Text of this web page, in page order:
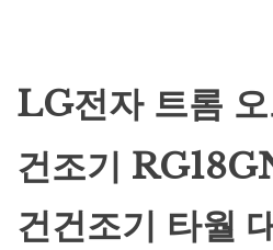
LG전자 트롬
건조기
건건조기 타월